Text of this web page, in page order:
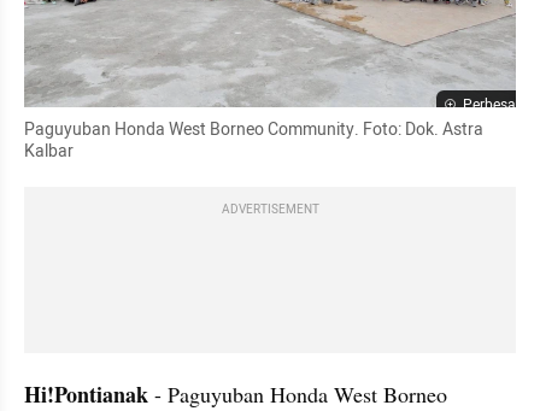
Perbesar
Paguyuban Honda West Borneo Community. Foto: Dok. Astra
Kalbar
ADVERTISEMENT
Hi!Pontianak - Paguyuban Honda West Borneo